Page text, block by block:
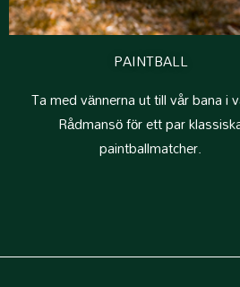
PAINTBALL
Ta med vännerna ut till vår bana i
Rådmansö för ett par
paintballmatcher.